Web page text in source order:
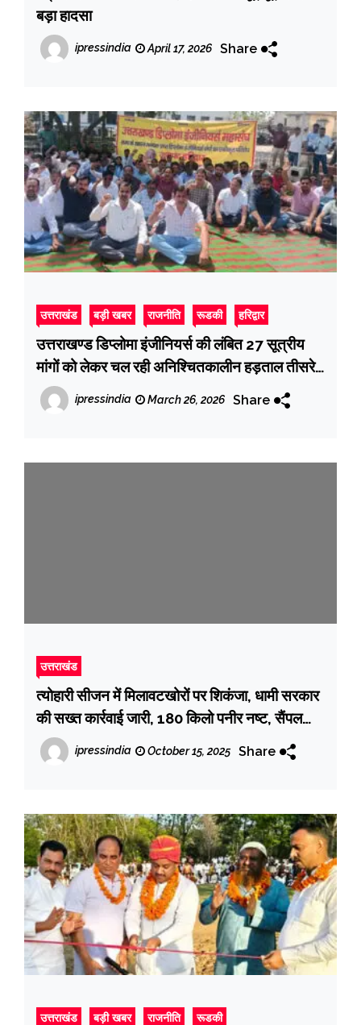
बड़ा हादसा
ipressindia April 17, 2026 Share
उत्तराखंड बड़ी खबर राजनीति रूडकी हरिद्वार
उत्तराखण्ड डिप्लोमा इंजीनियर्स की लंबित 27 सूत्रीय
मांगों को लेकर चल रही अनिश्चितकालीन हड़ताल तीसरे
दिन भी जारी
ipressindia March 26, 2026 Share
उत्तराखंड
त्योहारी सीजन में मिलावटखोरों पर शिकंजा, धामी सरकार
की सख्त कार्रवाई जारी, 180 किलो पनीर नष्ट, सैंपल
जांच के लिए भेजे गए
ipressindia October 15, 2025 Share
उत्तराखंड बड़ी खबर राजनीति रूडकी